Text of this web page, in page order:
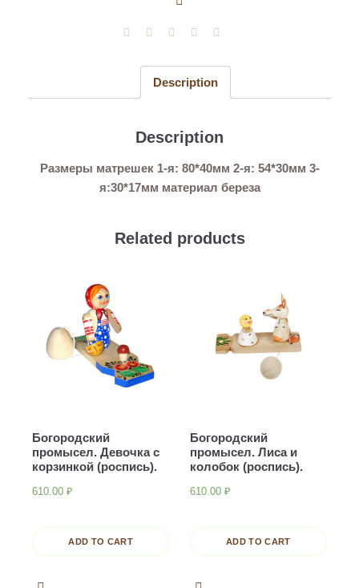
Description
Description
Размеры матрешек 1-я: 80*40мм 2-я: 54*30мм 3-
я:30*17мм материал береза
Related products
Богородский
промысел. Девочка с
корзинкой (роспись).
610.00 ₽
ADD TO CART
Богородский
промысел. Лиса и
колобок (роспись).
610.00 ₽
ADD TO CART